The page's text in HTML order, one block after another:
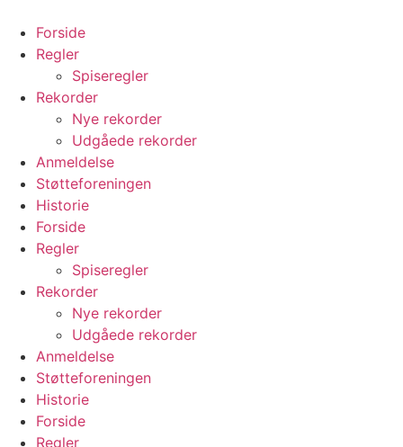
indhold
Forside
Regler
Spiseregler
Rekorder
Nye rekorder
Udgåede rekorder
Anmeldelse
Støtteforeningen
Historie
Forside
Regler
Spiseregler
Rekorder
Nye rekorder
Udgåede rekorder
Anmeldelse
Støtteforeningen
Historie
Forside
Regler